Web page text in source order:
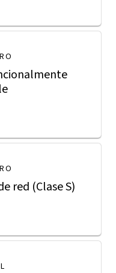
red (Clase S)